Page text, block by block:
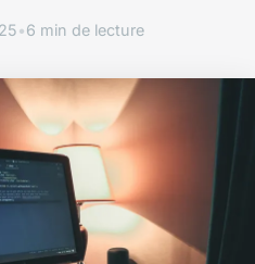
•6 min de lecture